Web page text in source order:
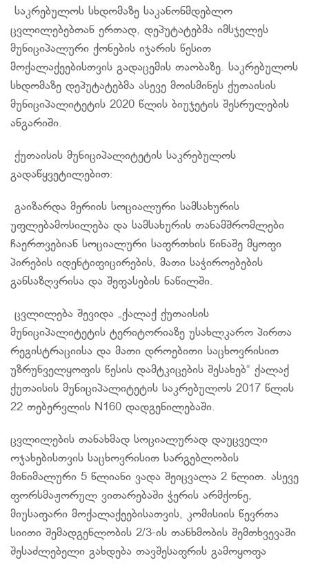
საკრებულოს სხდომაზე საკანონმდებლო
ცვლილებებთან ერთად, დეპუტატებმა იმსჯელეს
მუნიციპალური ქონების იჯარის წესით
მოქალაქეებისთვის გადაცემის თაობაზე. საკრებულოს
სხდომაზე დეპუტატებმა ასევე მოისმინეს ქუთაისის
მუნიციპალიტეტის 2020 წლის ბიუჯეტის შესრულების
ანგარიში.
ქუთაისის მუნიციპალიტეტის საკრებულოს
გადაწყვეტილებით:
გაიზარდა მერიის სოციალური სამსახურის
უფლებამოსილება და სამსახურის თანამშრომლები
ჩაერთვებიან სოციალური საფრთხის წინაშე მყოფი
პირების იდენტიფიცირების, მათი საჭიროებების
განსაზღვრისა და შეფასების ნაწილში.
ცვლილება შევიდა „ქალაქ ქუთაისის
მუნიციპალიტეტის ტერიტორიაზე უსახლკარო პირთა
რეგისტრაციისა და მათი დროებითი საცხოვრისით
უზრუნველყოფის წესის დამტკიცების შესახებ“ ქალაქ
ქუთაისის მუნიციპალიტეტის საკრებულოს 2017 წლის
22 თებერვლის N160 დადგენილებაში.
ცვლილების თანახმად სოციალურად დაუცველი
ოჯახებისთვის საცხოვრისით სარგებლობის
მინიმალური 5 წლიანი ვადა შეიცვალა 2 წლით. ასევე
ფორსმაჟორულ ვითარებაში ჭერის არმქონე,
მიუსაფარი მოქალაქეებისათვის, კომისიის წევრთა
სიითი შემადგენლობის 2/3-ის თანხმობის შემთხვევაში
შესაძლებელი გახდება თავშესაფრის გამოყოფა